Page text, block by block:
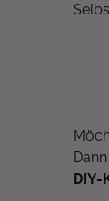
DIY-